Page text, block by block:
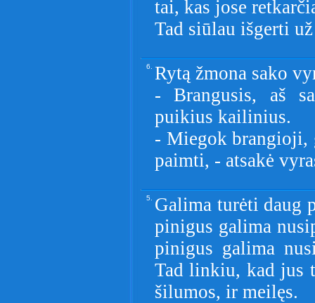
tai, kas jose
Tad siūlau išgerti
6. Rytą žmona sako
- Brangusis, aš
puikius kailinius.
- Miegok brangioji,
paimti, - atsakė
5. Galima turėti daug
pinigus galima
pinigus galima
Tad linkiu, kad jus
šilumos, ir meilęs.